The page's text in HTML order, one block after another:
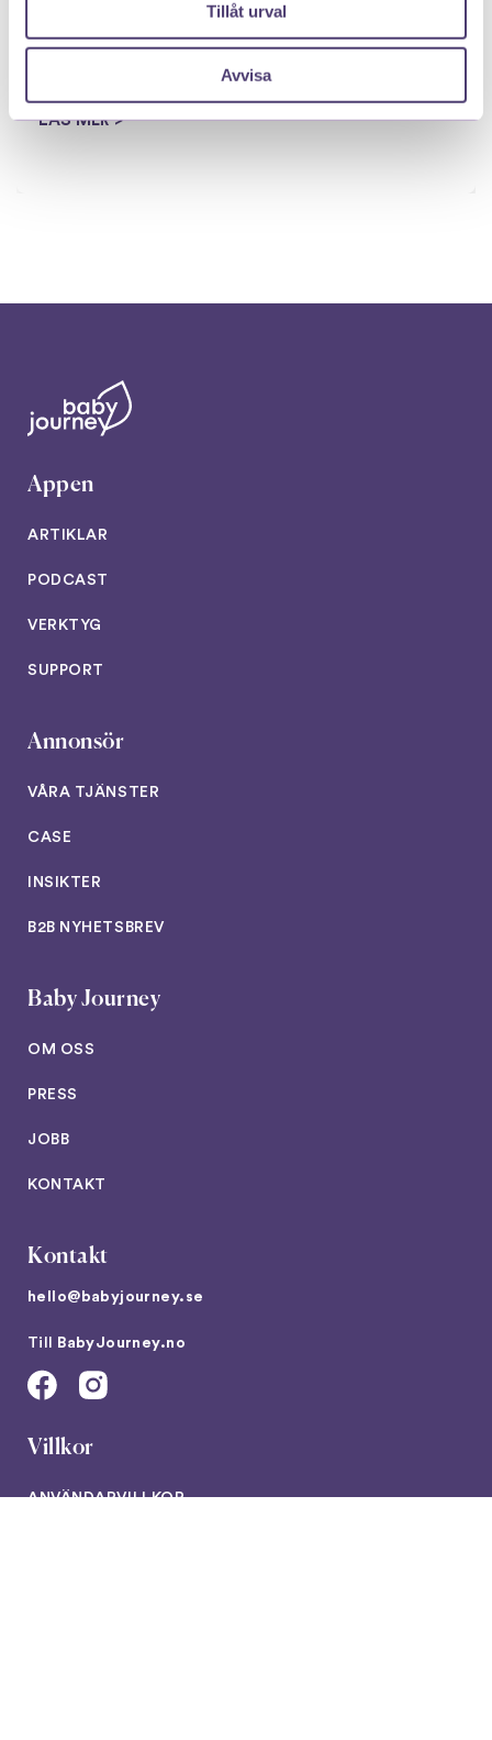
Tillåt urval
Avvisa
Många som fött barn funderar på när det är okej att ha sex
efter förlossningen. För vissa känns det naturligt ganska
snart, för andra tar det längre tid – båda är lika normalt. Att
LÄS MER >
Appen
ARTIKLAR
PODCAST
VERKTYG
SUPPORT
Annonsör
VÅRA TJÄNSTER
CASE
INSIKTER
B2B NYHETSBREV
Baby Journey
OM OSS
PRESS
JOBB
KONTAKT
Kontakt
hello@babyjourney.se
Till BabyJourney.no
Villkor
ANVÄNDARVILLKOR